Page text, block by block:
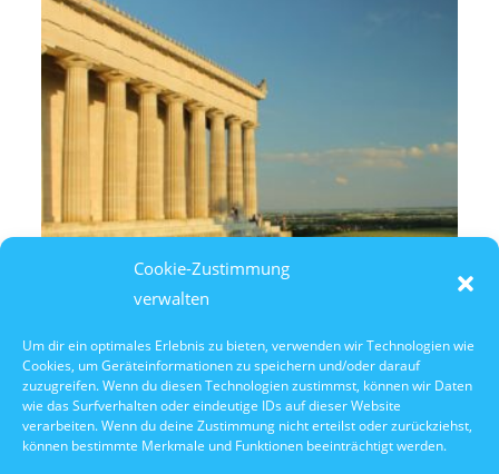
Cookie-Zustimmung
verwalten
Um dir ein optimales Erlebnis zu bieten, verwenden wir Technologien wie
Cookies, um Geräteinformationen zu speichern und/oder darauf
zuzugreifen. Wenn du diesen Technologien zustimmst, können wir Daten
wie das Surfverhalten oder eindeutige IDs auf dieser Website
verarbeiten. Wenn du deine Zustimmung nicht erteilst oder zurückziehst,
können bestimmte Merkmale und Funktionen beeinträchtigt werden.
10. Oktober 2026
10:30 Uhr Walhalla Schifffahrt